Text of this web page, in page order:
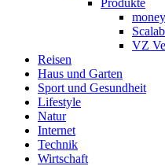
Produkte
VZ
Reisen
Haus und Garten
Sport und Gesundheit
Lifestyle
Natur
Internet
Technik
Wirtschaft